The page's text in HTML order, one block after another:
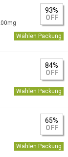
93%
OFF
Wählen Packung
84%
OFF
Wählen Packung
65%
OFF
Wählen Packung